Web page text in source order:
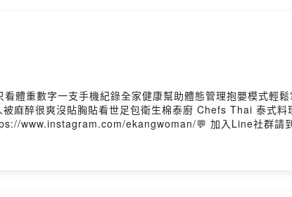
體重數字一支手機紀錄全家健康幫助體態管理抱嬰模式輕
麻醉很爽沒貼胸貼看世足包衛生棉泰廚 Chefs Thai 泰式料
www.instagram.com/ekangwoman/💬 加入Line社群請